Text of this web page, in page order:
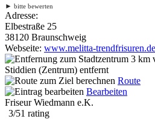
► bitte bewerten
Adresse:
Elbestraße 25
38120 Braunschweig
Webseite: www.melitta-trendfrisuren.de
3 km
Stiddien (Zentrum) entfernt
Route
Bearbeiten
Friseur Wiedmann e.K.
3/51 rating